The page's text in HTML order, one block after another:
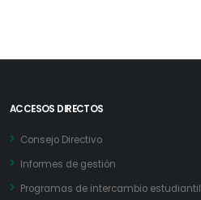
ACCESOS DIRECTOS
Consejo Directivo
Informes de gestión
Programas de intercambio estudiantil